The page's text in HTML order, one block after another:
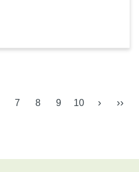
7 8 9 10 › ››